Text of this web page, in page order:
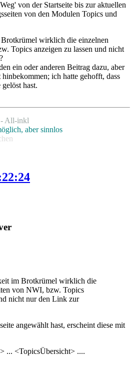
von der Startseite bis zur aktuellen
von den Modulen Topics und
wirklich die einzelnen
Topics anzeigen zu lassen und nicht
ein oder anderen Beitrag dazu, aber
ich hatte gehofft, dass
hast.
- All-inkl
aber sinnlos
im Brotkrümel wirklich die
von NWI, bzw. Topics
nicht nur den Link zur
angewählt hast, erscheint diese mit
... <TopicsÜbersicht> ....